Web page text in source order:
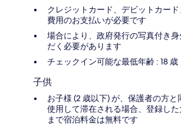
クレジットカード、デビットカー
費用のお支払いが必要です
場合により、政府発行の写真付き
だく必要があります
チェックイン可能な最低年齢 : 18 歳
子供
お子様 (2 歳以下) が、保護者の方
使用して滞在される場合、登録した
まで宿泊料金は無料です